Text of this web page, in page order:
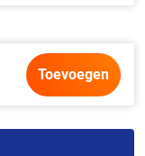
Toevoegen